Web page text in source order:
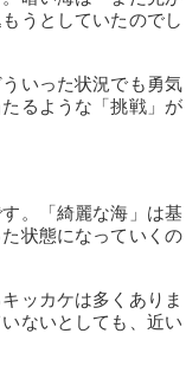
うとしていたのでし
いった状況でも勇気
るような「挑戦」が
。「綺麗な海」は基
状態になっていくの
ッカケは多くありま
ないとしても、近い